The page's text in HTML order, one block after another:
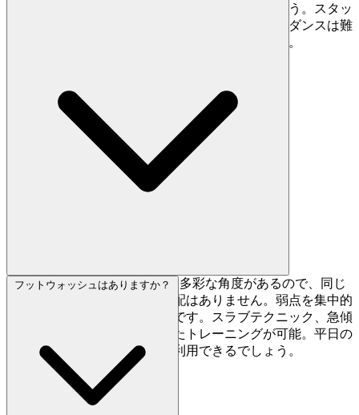
語で覚えるか翻訳アプリを用意すると良いでしょう。スタッ
フは親切に対応してくれますが、フルの英語ガイダンスは難
しいです。クライミング自体は万国共通ですので。
コンパクトですが、7面の壁に多彩な角度があるので、同じ
スタイルばかり登り続ける心配はありません。弱点を集中的
に鍛えたい日には十分な環境です。スラブテクニック、急傾
斜パワーなど、目的に合わせたトレーニングが可能。平日の
訪問なら、より余裕を持って利用できるでしょう。
フットウォッシュはありますか？